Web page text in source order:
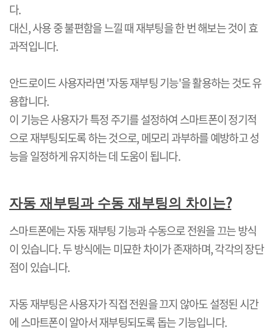
다.
대신,사용 중 불편함을 느낄 때 재부팅을 한 번 해보는 것이 효
과적입니다.
안드로이드 사용자라면'자동 재부팅 기능'을 활용하는 것도 유
용합니다.
이 기능은 사용자가 특정 주기를 설정하여 스마트폰이 정기적
으로 재부팅되도록 하는 것으로,메모리 과부하를 예방하고 성
능을 일정하게 유지하는 데 도움이 됩니다.
자동 재부팅과 수동 재부팅의 차이는?
스마트폰에는 자동 재부팅 기능과 수동으로 전원을 끄는 방식
이 있습니다.두 방식에는 미묘한 차이가 존재하며,각각의 장단
점이 있습니다.
자동 재부팅은 사용자가 직접 전원을 끄지 않아도 설정된 시간
에 스마트폰이 알아서 재부팅되도록 돕는 기능입니다.